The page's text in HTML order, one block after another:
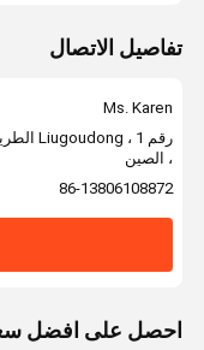
تفاصيل الاتصال
Ms. Karen
، الصين
86-13806108872
احصل على افضل